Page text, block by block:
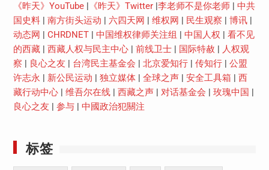
《昨天》YouTube| 《昨天》Twitter| 李老师不是你老师| 中共
国史料| 南方街头运动 六四天网 维权网 民生观察 博讯|
动态网
CHRDNET| 中国维权律师关注组 中国人权
看不见
的西藏| 西藏人权与民主中心| 前线卫士| 国际特赦
人权观
察
良心之友 台湾民主基金会 北京爱知行| 传知行| 公盟
许志永
新公民运动 独立媒体| 全球之声| 安全工具箱
西
藏行动中心| 维吾尔在线| 西藏之声| 对话基金会 玫瑰中国
良心之友
参与| 中國政治犯關注
标签